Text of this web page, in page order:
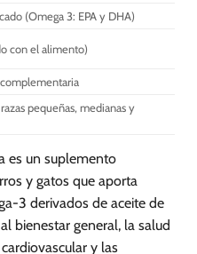
(Omega 3: EPA y DHA)
con el alimento)
pequeñas, medianas y
es un suplemento
y gatos que aporta
3 derivados de aceite de
bienestar general, la salud
y las